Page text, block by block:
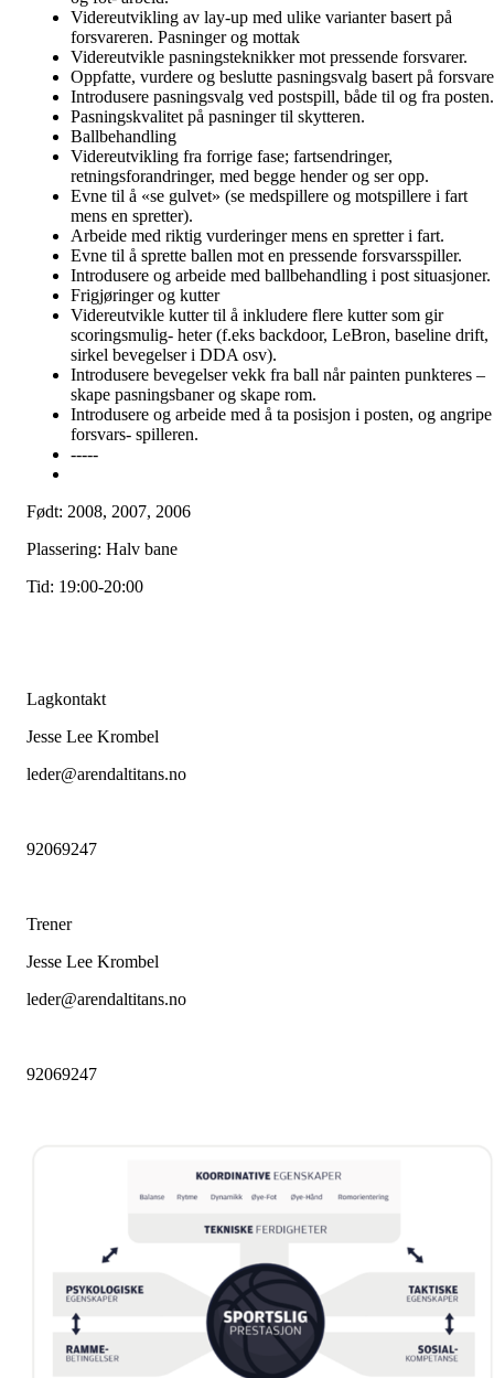
Videreutvikling av lay-up med ulike varianter basert på
forsvareren. Pasninger og mottak
Videreutvikle pasningsteknikker mot pressende forsvarer.
Oppfatte, vurdere og beslutte pasningsvalg basert på
Introdusere pasningsvalg ved postspill, både til og fra posten.
Pasningskvalitet på pasninger til skytteren.
Ballbehandling
Videreutvikling fra forrige fase; fartsendringer,
retningsforandringer, med begge hender og ser opp.
Evne til å «se gulvet» (se medspillere og motspillere i fart
mens en spretter).
Arbeide med riktig vurderinger mens en spretter i fart.
Evne til å sprette ballen mot en pressende forsvarsspiller.
Introdusere og arbeide med ballbehandling i post situasjoner.
Frigjøringer og kutter
Videreutvikle kutter til å inkludere flere kutter som gir
scoringsmulig- heter (f.eks backdoor, LeBron, baseline drift,
sirkel bevegelser i DDA osv).
Introdusere bevegelser vekk fra ball når painten punkteres –
skape pasningsbaner og skape rom.
Introdusere og arbeide med å ta posisjon i posten, og angripe
forsvars- spilleren.
-----
Født: 2008, 2007, 2006
Plassering: Halv bane
Tid: 19:00-20:00
Lagkontakt
Jesse Lee Krombel
leder@arendaltitans.no
92069247
Trener
Jesse Lee Krombel
leder@arendaltitans.no
92069247